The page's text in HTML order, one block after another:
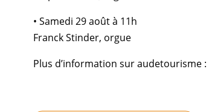
• Samedi 29 août à 11h
Franck Stinder, orgue
Plus d’information sur audetourisme :